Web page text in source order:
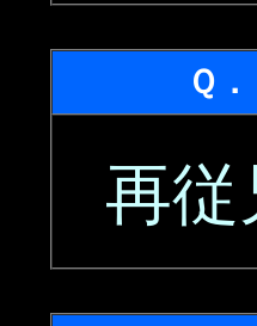
Ｑ
再従